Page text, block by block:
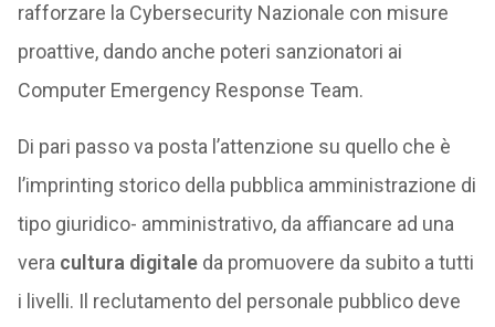
rafforzare la Cybersecurity Nazionale con misure
proattive, dando anche poteri sanzionatori ai
Computer Emergency Response Team.
Di pari passo va posta l’attenzione su quello che è
l’imprinting storico della pubblica amministrazione di
tipo giuridico- amministrativo, da affiancare ad una
vera cultura digitaleda promuovere da subito a tutti
i livelli. Il reclutamento del personale pubblico deve